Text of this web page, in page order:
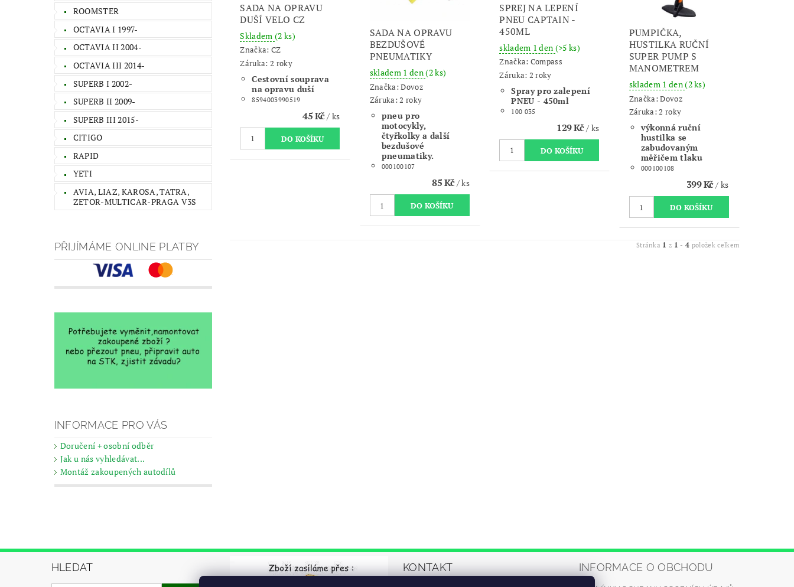
ROOMSTER
OCTAVIA I 1997-
OCTAVIA II 2004-
OCTAVIA III 2014-
SUPERB I 2002-
SUPERB II 2009-
SUPERB III 2015-
CITIGO
RAPID
YETI
AVIA, LIAZ, KAROSA, TATRA,
ZETOR-MULTICAR-PRAGA V3S
PŘIJÍMÁME ONLINE PLATBY
INFORMACE PRO VÁS
Doručení + osobní odběr
Jak u nás vyhledávat...
Montáž zakoupených autodílů
SADA NA OPRAVU
DUŠÍ VELO CZ
Skladem (2 ks)
Značka: CZ
Záruka: 2 roky
Cestovní souprava
na opravu duší
8594003990519
45 Kč/ ks
SADA NA OPRAVU
BEZDUŠOVÉ
PNEUMATIKY
skladem 1 den(2 ks)
Značka:Dovoz
Záruka: 2 roky
pneu pro
motocykly,
čtyřkolky a další
bezdušové
pneumatiky.
000100107
85 Kč/ ks
SPREJ NA LEPENÍ
PNEU CAPTAIN -
450ML
skladem 1 den (>5 ks)
Značka: Compass
Záruka: 2 roky
Spray pro zalepení
PNEU - 450ml
100 035
129 Kč/ ks
PUMPIČKA,
HUSTILKA RUČNÍ
SUPER PUMP S
MANOMETREM
skladem 1 den(2 ks)
Značka:Dovoz
Záruka: 2 roky
výkonná ruční
hustilka se
zabudovaným
měřičem tlaku
000100108
399 Kč/ ks
Stránka 1 z 1 -4 položek celkem
HLEDAT KONTAKT INFORMACE O OBCHODU